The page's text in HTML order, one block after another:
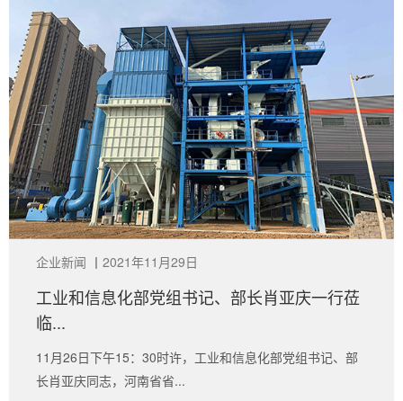
企业新闻 丨 2021年11月29日
工业和信息化部党组书记、部长肖亚庆一行莅
临...
11月26日下午15：30时许，工业和信息化部党组书记、部
长肖亚庆同志，河南省省...